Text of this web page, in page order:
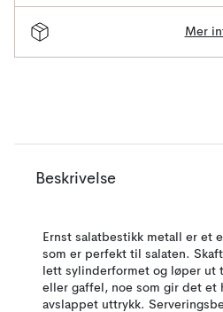
Mer
Beskrivelse
Ernst salatbestikk metall er et
som er perfekt til salaten.
lett sylinderformet og løper ut
eller gaffel, noe som gir det et
avslappet uttrykk.